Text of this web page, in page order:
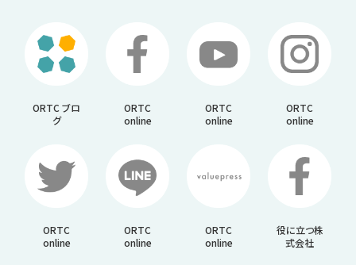
ORTC ブロ
グ
ORTC
online
ORTC
online
ORTC
online
ORTC
online
ORTC
online
ORTC
online
役に立つ株
式会社